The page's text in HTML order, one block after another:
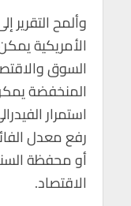
وألمح التقرير
الأمريكية
السوق
المنخفضة
استمرار
رفع معدل
أو محفظة
الاقتصاد.